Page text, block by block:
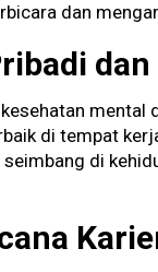
dan
dan
mental
di tempat
di